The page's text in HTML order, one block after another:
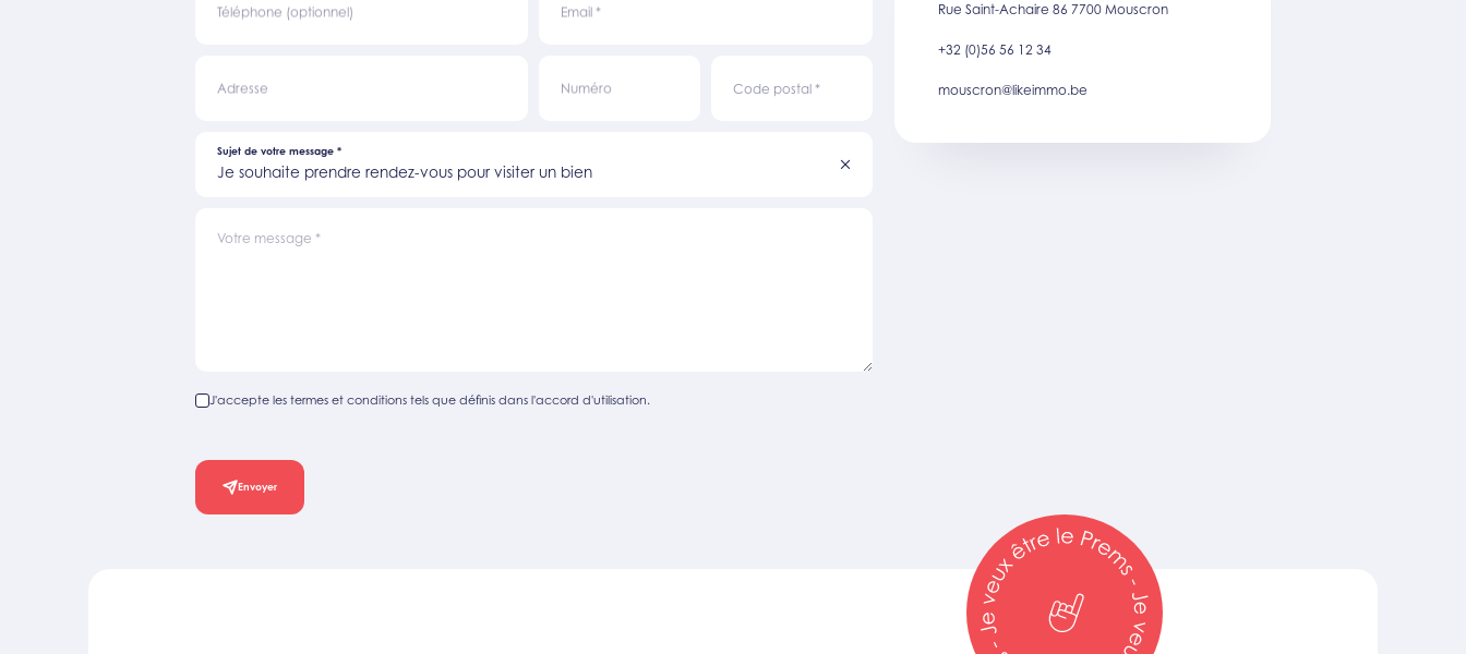
Téléphone (optionnel) Email *
Adresse Numéro Code postal *
Sujet de votre message*
Je souhaite prendre rendez-vous pour visiter un bien
Votre message *
J'accepte les termes et conditions tels que définis dans l'accord d'utilisation.
Envoyer
Rue Saint-Achaire 86 7700 Mouscron
+32 (0)56 56 12 34
mouscron@likeimmo.be